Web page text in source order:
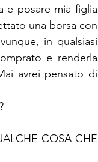
e posare mia figlia
una borsa con
in qualsiasi
e renderla
avrei pensato di
COSA CHE